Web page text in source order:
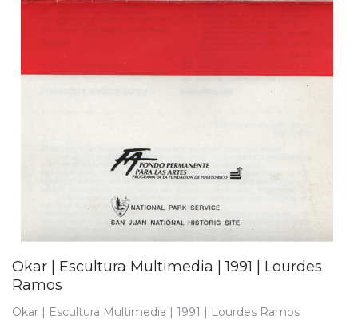
Okar | Escultura Multimedia | 1991 | Lourdes
Ramos
Okar | Escultura Multimedia | 1991 | Lourdes Ramos